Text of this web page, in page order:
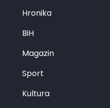
Hronika
BiH
Magazin
Sport
Kultura